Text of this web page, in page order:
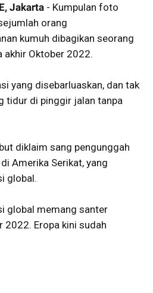
Jakarta - Kumpulan foto
orang
kumuh dibagikan seorang
akhir Oktober 2022.
yang disebarluaskan, dan tak
tidur di pinggir jalan tanpa
diklaim sang pengunggah
Amerika Serikat, yang
global.
global memang santer
2022. Eropa kini sudah